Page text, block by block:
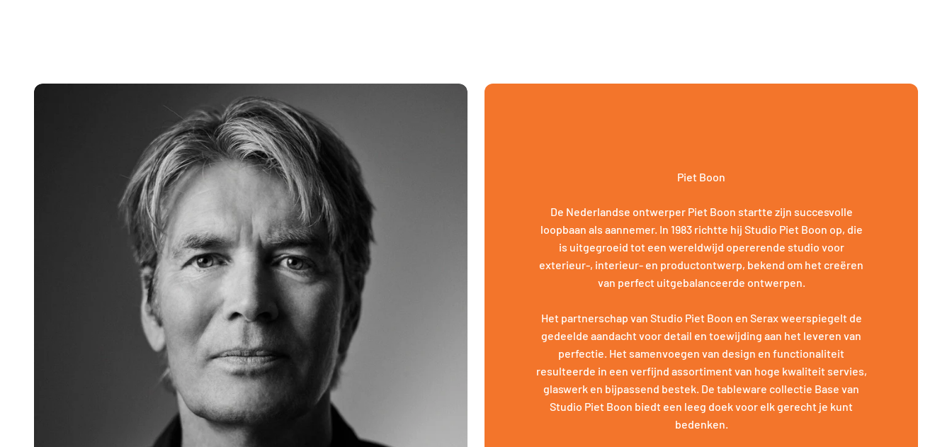
Piet Boon
De Nederlandse ontwerper Piet Boon startte zijn succesvolle
loopbaan als aannemer. In 1983 richtte hij Studio Piet Boon op, die
is uitgegroeid tot een wereldwijd opererende studio voor
exterieur-, interieur- en productontwerp, bekend om het creëren
van perfect uitgebalanceerde ontwerpen.
Het partnerschap van Studio Piet Boon en Serax weerspiegelt de
gedeelde aandacht voor detail en toewijding aan het leveren van
perfectie. Het samenvoegen van design en functionaliteit
resulteerde in een verfijnd assortiment van hoge kwaliteit servies,
glaswerk en bijpassend bestek. De tableware collectie Base van
Studio Piet Boon biedt een leeg doek voor elk gerecht je kunt
bedenken.